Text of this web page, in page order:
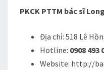
PKCK PTTM bác sĩ Long
Địa chỉ: 518 Lê
Hotline: 0908
Website: http://